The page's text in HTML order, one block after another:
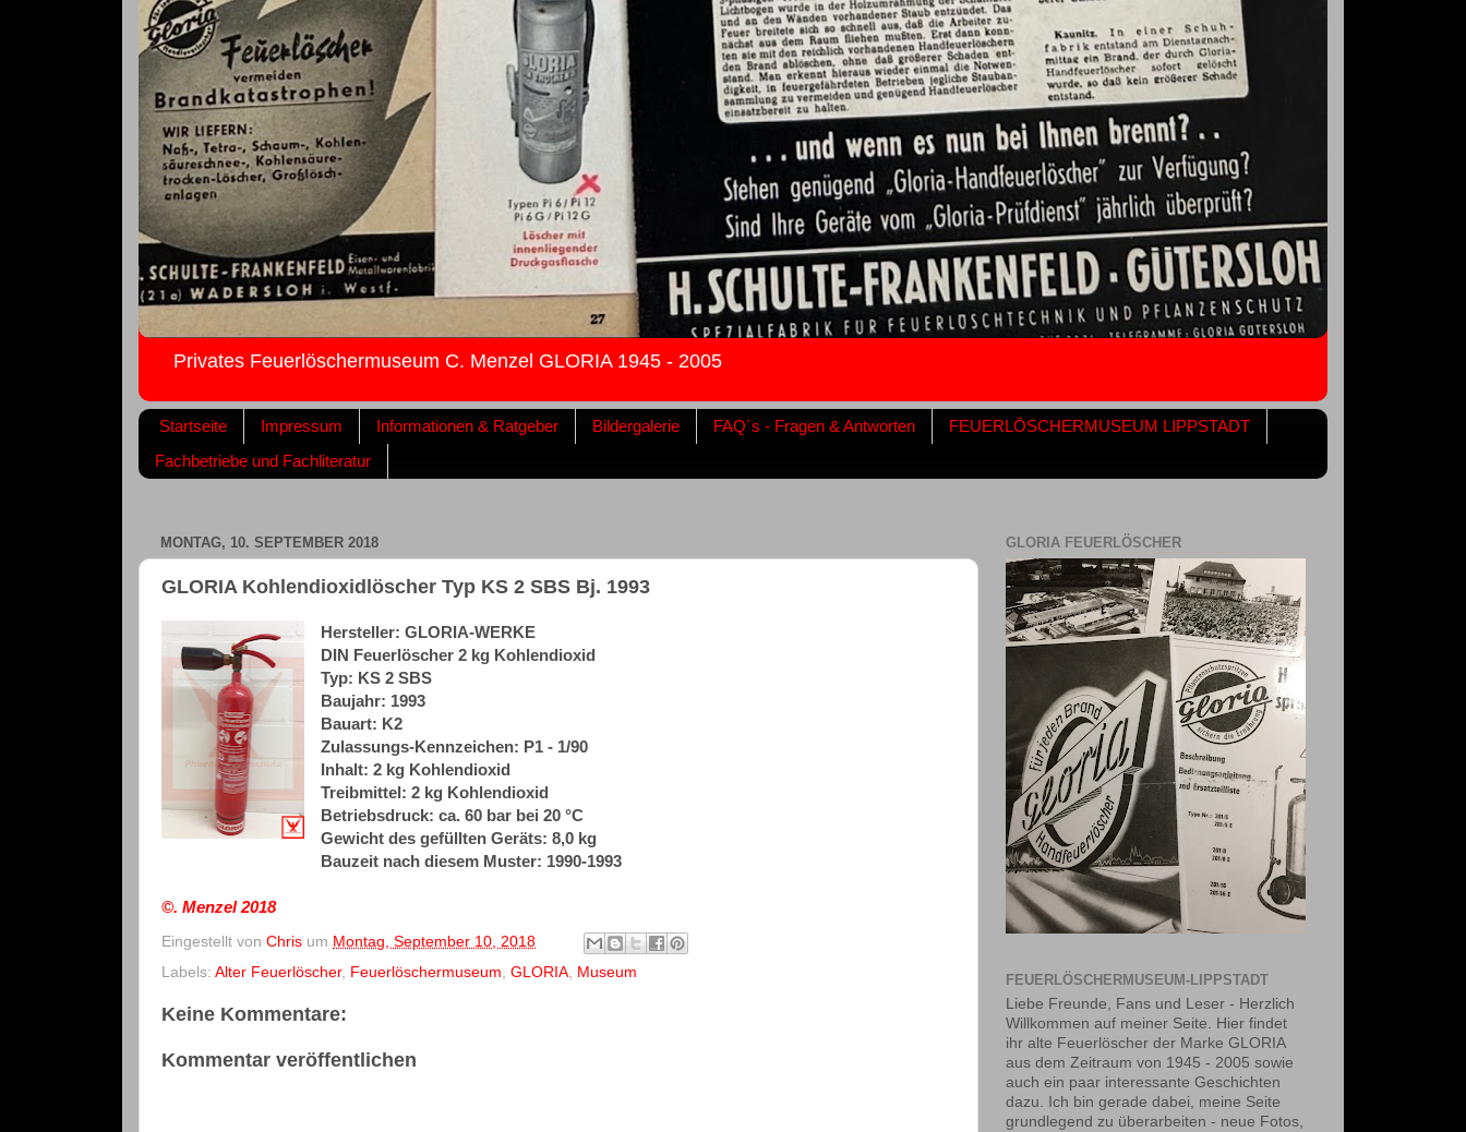
Privates Feuerlöschermuseum C. Menzel GLORIA 1945 - 2005
Startseite Impressum Informationen & Ratgeber Bildergalerie FAQ´s - Fragen & Antworten
FEUERLÖSCHERMUSEUM LIPPSTADT
Fachbetriebe und Fachliteratur
MONTAG, 10. SEPTEMBER 2018
GLORIA Kohlendioxidlöscher Typ KS 2 SBS Bj. 1993
Hersteller: GLORIA-WERKE
DIN Feuerlöscher 2 kg Kohlendioxid
Typ: KS 2 SBS
Baujahr: 1993
Bauart: K2
Zulassungs-Kennzeichen: P1 - 1/90
Inhalt: 2 kg Kohlendioxid
Treibmittel: 2 kg Kohlendioxid
Betriebsdruck: ca. 60 bar bei 20 °C
Gewicht des gefüllten Geräts: 8,0 kg
Bauzeit nach diesem Muster: 1990-1993
©. Menzel2018
Eingestellt von Chris um Montag, September 10, 2018
Labels: Alter Feuerlöscher, Feuerlöschermuseum, GLORIA, Museum
Keine Kommentare:
Kommentar veröffentlichen
GLORIA FEUERLÖSCHER
FEUERLÖSCHERMUSEUM-LIPPSTADT
Liebe Freunde, Fans und Leser - Herzlich
Willkommen auf meiner Seite. Hier findet
ihr alte Feuerlöscher der Marke GLORIA
aus dem Zeitraum von 1945 - 2005 sowie
auch ein paar interessante Geschichten
dazu. Ich bin gerade dabei, meine Seite
grundlegend zu überarbeiten - neue Fotos,